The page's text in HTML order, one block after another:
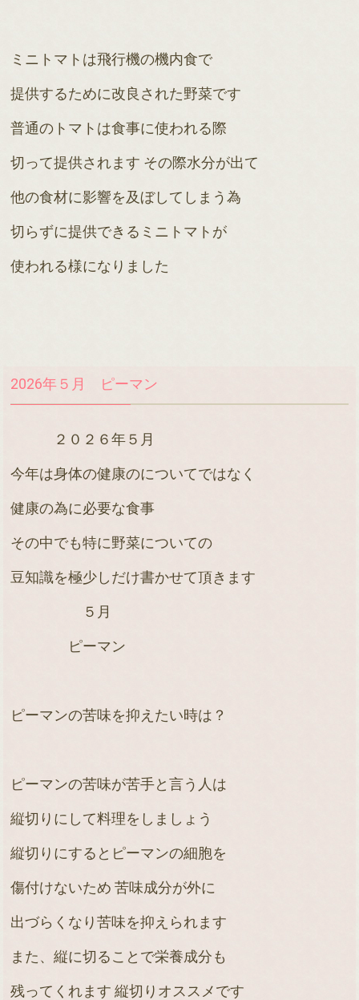
ミニトマトは飛行機の機内食で
提供するために改良された野菜です
普通のトマトは食事に使われる際
切って提供されます その際水分が出て
他の食材に影響を及ぼしてしまう為
切らずに提供できるミニトマトが
使われる様になりました
2026年５月 ピーマン
２０２６年５月
今年は身体の健康のについてではなく
健康の為に必要な食事
その中でも特に野菜についての
豆知識を極少しだけ書かせて頂きます
５月
ピーマン
ピーマンの苦味を抑えたい時は？
ピーマンの苦味が苦手と言う人は
縦切りにして料理をしましょう
縦切りにするとピーマンの細胞を
傷付けないため 苦味成分が外に
出づらくなり苦味を抑えられます
また、縦に切ることで栄養成分も
残ってくれます 縦切りオススメです